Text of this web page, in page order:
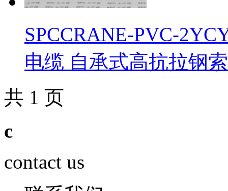
​SPCCRANE-PVC-
电缆 自承式高抗拉钢
共 1 页
c
contact us